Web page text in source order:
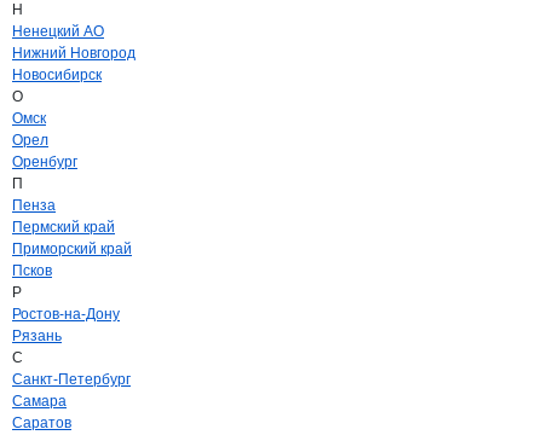
Н
Ненецкий АО
Нижний Новгород
Новосибирск
О
Омск
Орел
Оренбург
П
Пенза
Пермский край
Приморский край
Псков
Р
Ростов-на-Дону
Рязань
С
Санкт-Петербург
Самара
Саратов